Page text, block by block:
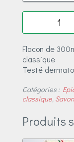
Quantité
Flacon de
classique
Testé
Catégories :
classique,
Produits